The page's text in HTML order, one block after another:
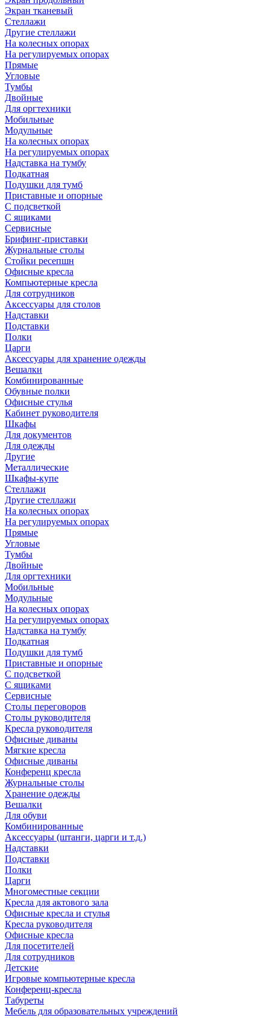
Экран тканевый
Стеллажи
Другие стеллажи
На колесных опорах
На регулируемых опорах
Прямые
Угловые
Тумбы
Двойные
Для оргтехники
Мобильные
Модульные
На колесных опорах
На регулируемых опорах
Надставка на тумбу
Подкатная
Подушки для тумб
Приставные и опорные
С подсветкой
С ящиками
Сервисные
Брифинг-приставки
Журнальные столы
Стойки ресепшн
Офисные кресла
Компьютерные кресла
Для сотрудников
Аксессуары для столов
Надставки
Подставки
Полки
Царги
Аксессуары для хранение одежды
Вешалки
Комбинированные
Обувные полки
Офисные стулья
Кабинет руководителя
Шкафы
Для документов
Для одежды
Другие
Металлические
Шкафы-купе
Стеллажи
Другие стеллажи
На колесных опорах
На регулируемых опорах
Прямые
Угловые
Тумбы
Двойные
Для оргтехники
Мобильные
Модульные
На колесных опорах
На регулируемых опорах
Надставка на тумбу
Подкатная
Подушки для тумб
Приставные и опорные
С подсветкой
С ящиками
Сервисные
Столы переговоров
Столы руководителя
Кресла руководителя
Офисные диваны
Мягкие кресла
Офисные диваны
Конференц кресла
Журнальные столы
Хранение одежды
Вешалки
Для обуви
Комбинированные
Аксессуары (штанги, царги и т.д.)
Надставки
Подставки
Полки
Царги
Многоместные секции
Кресла для актового зала
Офисные кресла и стулья
Кресла руководителя
Офисные кресла
Для посетителей
Для сотрудников
Детские
Игровые компьютерные кресла
Конференц-кресла
Табуреты
Мебель для образовательных учреждений